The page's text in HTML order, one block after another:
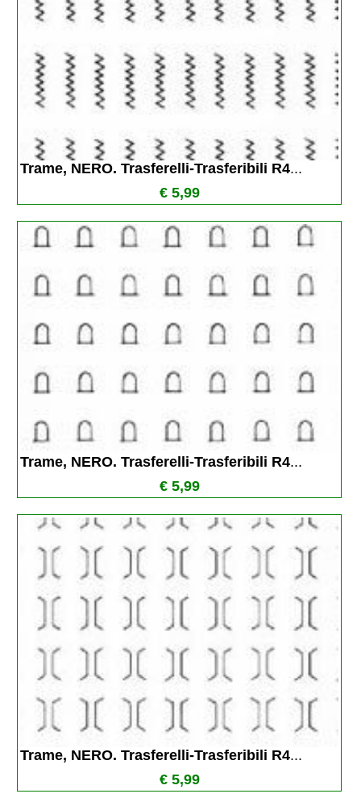
Trame, NERO. Trasferelli-Trasferibili R4...
€ 5,99
Trame, NERO. Trasferelli-Trasferibili R4...
€ 5,99
Trame, NERO. Trasferelli-Trasferibili R4...
€ 5,99